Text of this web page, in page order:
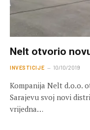
Nelt otvorio
INVESTICIJE 10/10/2019
Kompanija Nelt d.o.o.
Sarajevu svoj novi
vrijedna…